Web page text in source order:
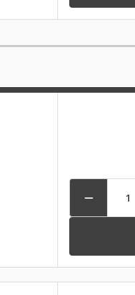
